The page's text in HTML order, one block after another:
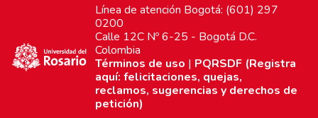
Línea de atención Bogotá: (601) 297
0200
Calle 12C Nº 6-25 - Bogotá D.C.
Colombia
Términos de uso | PQRSDF (Registra
aquí: felicitaciones, quejas,
reclamos, sugerencias y derechos de
petición)